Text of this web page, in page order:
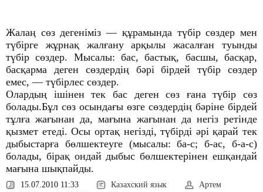
Жалаң сөз дегеніміз — құрамында түбір сөздер мен
түбірге жұрнақ жалғану арқылы жасалған туынды
түбір сөздер. Мысалы: бас, бастық, басшы, басқар,
басқарма деген сөздердің бәрі бірдей түбір сөздер
емес, — түбірлес сөздер.
Олардың ішінен тек бас деген сөз ғана түбір сөз
болады.Бұл сөз осындағы өзге сөздердің бәріне бірдей
тұлға жағынан да, мағына жағынан да негіз ретінде
қызмет етеді. Осы ортақ негізді, түбірді әрі қарай тек
дыбыстарға бөлшектеуге (мысалы: ба-с; б-ас, б-а-с)
болады, бірақ ондай дыбыс бөлшектерінен ешқандай
мағына шықпайды.
15.07.2010 11:33 Казахский язык
Артем